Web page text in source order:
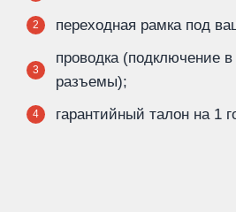
2 переходная рамка под
3
проводка (подключение
разъемы);
4 гарантийный талон на 1